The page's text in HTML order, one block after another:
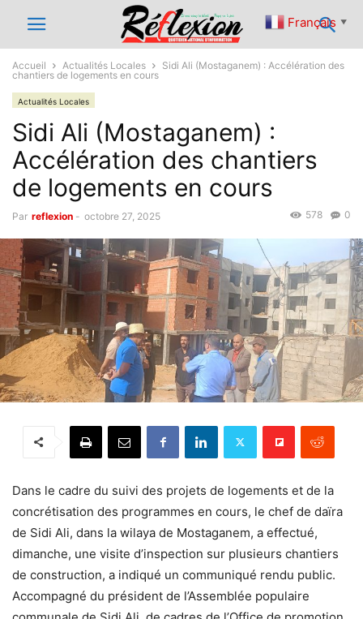
Accueil Actualités Locales
Sidi Ali (Mostaganem) : Accélération des
chantiers de logements en cours
Actualités Locales
Sidi Ali (Mostaganem) :
Accélération des chantiers
de logements en cours
Par reflexion - octobre 27, 2025 0
578
Dans le cadre du suivi des projets de logements et de la
concrétisation des programmes en cours, le chef de daïra
de Sidi Ali, dans la wilaya de Mostaganem, a effectué,
dimanche, une visite d’inspection sur plusieurs chantiers
de construction, a indiqué un communiqué rendu public.
Accompagné du président de l’Assemblée populaire
Français ▼